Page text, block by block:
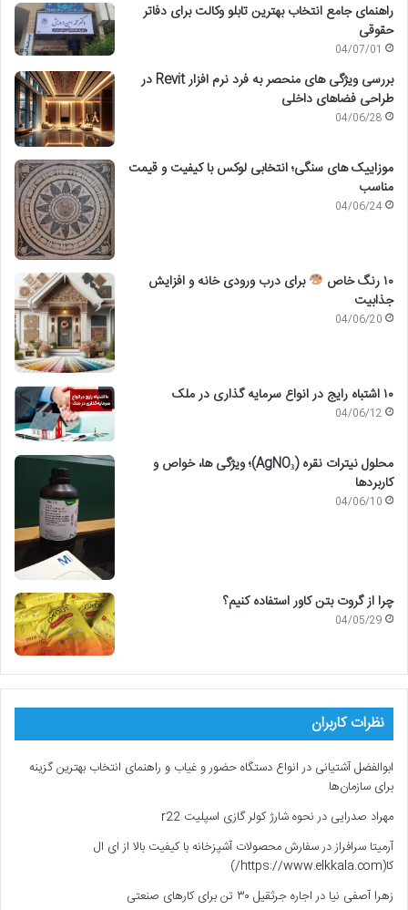
راهنمای جامع انتخاب بهترین تابلو وکالت برای دفاتر
حقوقی
04/07/01
بررسی ویژگی های منحصر به فرد نرم افزار Revit در
طراحی فضاهای داخلی
04/06/28
موزاییک های سنگی؛ انتخابی لوکس با کیفیت و قیمت
مناسب
04/06/24
۱۰ رنگ خاص
برای درب ورودی خانه و افزایش
جذابیت
04/06/20
۱۰ اشتباه رایج در انواع سرمایه گذاری در ملک
04/06/12
محلول نیترات نقره (AgNO₃)؛ ویژگی ها، خواص و
کاربردها
04/06/10
چرا از گروت بتن کاور استفاده کنیم؟
04/05/29
نظرات کاربران
ابوالفضل آشتیانی درانواع دستگاه حضور و غیاب و راهنمای انتخاب بهترین گزینه
برای سازمان‌ها
مهراد صدرایی درنحوه شارژ کولر گازی اسپلیت r22
آرمیتا سرافرازدرسفارش محصولات آشپزخانه با کیفیت بالا از ای ال
کا(https://www.elkkala.com/)
زهرا آصفی نیا دراجاره جرثقیل ۳۰ تن برای کارهای صنعتی